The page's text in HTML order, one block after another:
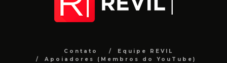
Contato
Equipe REVIL
Apoiadores (Membros do YouTube)